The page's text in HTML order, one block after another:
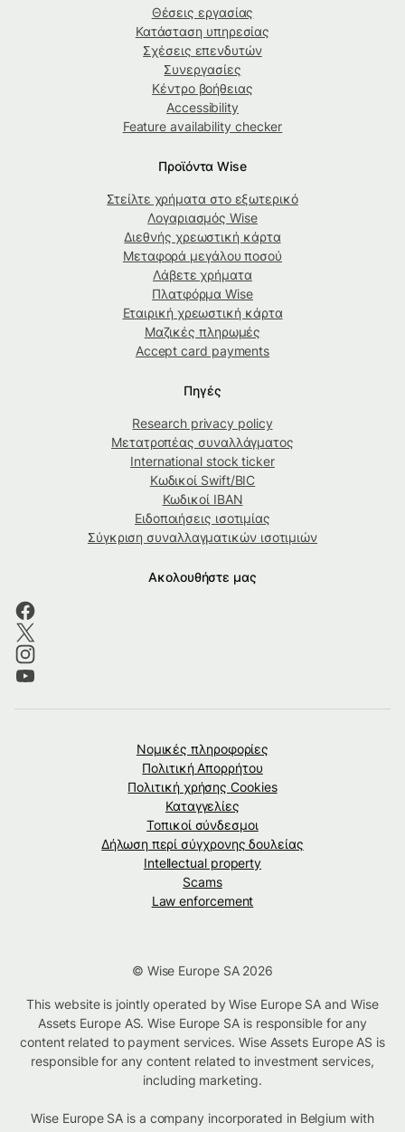
Θέσεις εργασίας
Κατάσταση υπηρεσίας
Σχέσεις επενδυτών
Συνεργασίες
Κέντρο βοήθειας
Accessibility
Feature availability checker
Προϊόντα Wise
Στείλτε χρήματα στο εξωτερικό
Λογαριασμός Wise
Διεθνής χρεωστική κάρτα
Μεταφορά μεγάλου ποσού
Λάβετε χρήματα
Πλατφόρμα Wise
Εταιρική χρεωστική κάρτα
Μαζικές πληρωμές
Accept card payments
Πηγές
Research privacy policy
Μετατροπέας συναλλάγματος
International stock ticker
Κωδικοί Swift/BIC
Κωδικοί IBAN
Ειδοποιήσεις ισοτιμίας
Σύγκριση συναλλαγματικών ισοτιμιών
Ακολουθήστε μας
Νομικές πληροφορίες
Πολιτική Απορρήτου
Πολιτική χρήσης Cookies
Καταγγελίες
Τοπικοί σύνδεσμοι
Δήλωση περί σύγχρονης δουλείας
Intellectual property
Scams
Law enforcement
© Wise Europe SA 2026
This website is jointly operated by Wise Europe SA and Wise
Assets Europe AS. Wise Europe SA is responsible for any
content related to payment services. Wise Assets Europe AS is
responsible for any content related to investment services,
including marketing.
Wise Europe SA is a company incorporated in Belgium with